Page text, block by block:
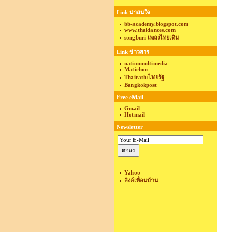
Link น่าสนใจ
bb-academy.blogspot.com
www.thaidances.com
songburi-เพลงไทยเดิม
Link ข่าวสาร
nationmultimedia
Matichon
Thairath:ไทยรัฐ
Bangkokpost
Free eMail
Gmail
Hotmail
Newsletter
Yahoo
ลิงค์เพื่อนบ้าน